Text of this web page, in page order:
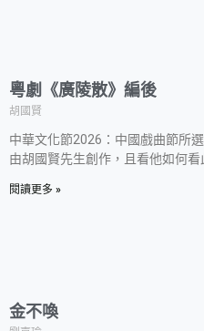
粵劇《廣陵散》編後
胡國賢
中華文化節2026：中國戲曲節所
由胡國賢先生創作，且看他如何看
閱讀更多 »
金不喚